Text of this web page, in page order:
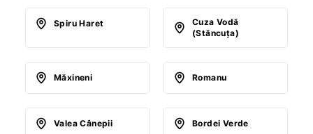
Spiru Haret
Cuza Vodă
(Stăncuţa)
Măxineni Romanu
Valea Cânepii Bordei Verde